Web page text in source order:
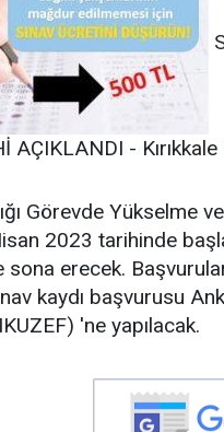
AÇIKLANDI -
Görevde Yükselme
2023 tarihinde
sona erecek.
kaydı başvurusu
'ne yapılacak.